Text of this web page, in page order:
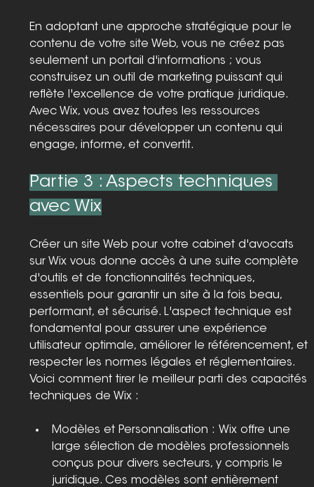
En adoptant une approche stratégique pour le
contenu de votre site Web, vous ne créez pas
seulement un portail d'informations ; vous
construisez un outil de marketing puissant qui
reflète l'excellence de votre pratique juridique.
Avec Wix, vous avez toutes les ressources
nécessaires pour développer un contenu qui
engage, informe, et convertit.
Partie 3 : Aspects techniques
avec Wix
Créer un site Web pour votre cabinet d'avocats
sur Wix vous donne accès à une suite complète
d'outils et de fonctionnalités techniques,
essentiels pour garantir un site à la fois beau,
performant, et sécurisé. L'aspect technique est
fondamental pour assurer une expérience
utilisateur optimale, améliorer le référencement, et
respecter les normes légales et réglementaires.
Voici comment tirer le meilleur parti des capacités
techniques de Wix :
Modèles et Personnalisation : Wix offre une
large sélection de modèles professionnels
conçus pour divers secteurs, y compris le
juridique. Ces modèles sont entièrement